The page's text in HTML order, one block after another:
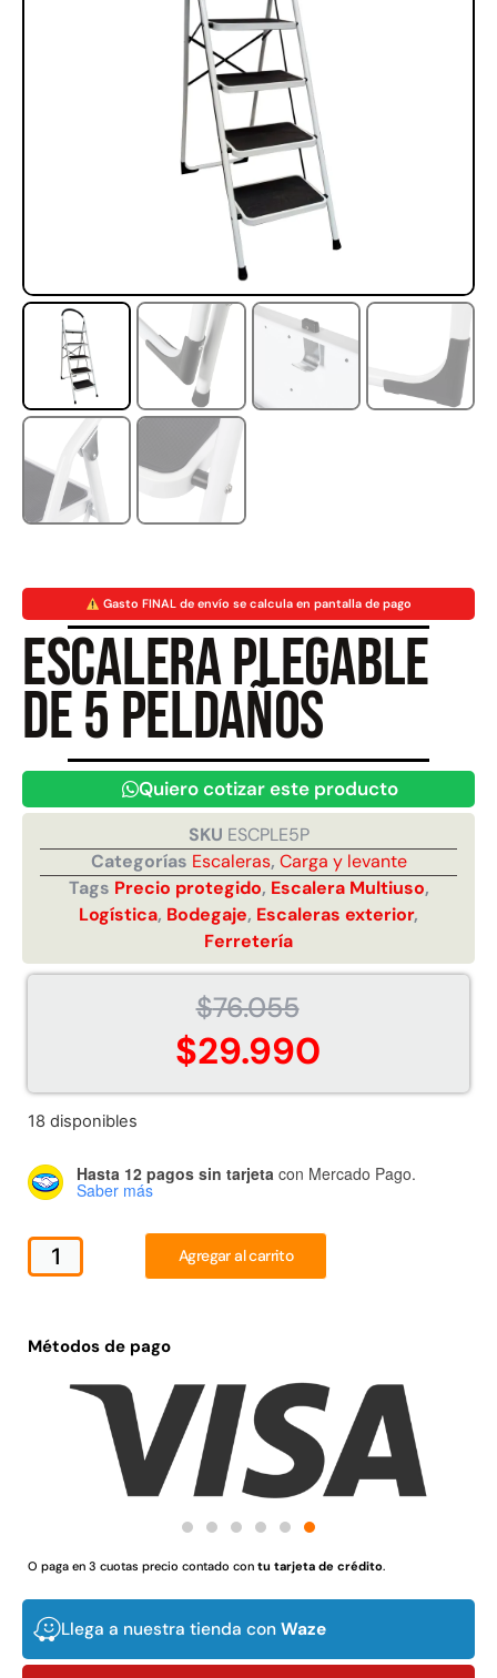
Gasto FINAL de envío se calcula en pantalla de pago
Escalera plegable
de 5 peldaños
Quiero cotizar este producto
SKU ESCPLE5P
Categorías Escaleras, Carga y levante
Tags Precio protegido, Escalera Multiuso,
Logística, Bodegaje, Escaleras exterior,
Ferretería
$76.055
$29.990
18 disponibles
Hasta 12 pagos sin tarjeta con Mercado Pago.
Saber más
Agregar al carrito
Métodos de pago
O paga en 3 cuotas precio contado con tu tarjeta de crédito.
Llega a nuestra tienda con Waze
Rampa Móvil Hidráulica
Juego Modular 35
QplayGround
$ 5.926.486
Leer más
QplayGround
$4.859.984
Leer más
50%
QplayGround
$9.558.557
$4.790.000
Agregar al carrito
Juego Modular 02
4.507.990
Leer más
$4.415.700
Juego Modular 03
QplayGround
5.987.128
Agregar al carrito
Pasto sintético ornamental
Importado USA: Crown
densidad 35mm Rollo
4,57*30,48mts
Leer más